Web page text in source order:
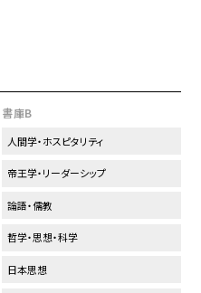
書庫B
人間学・ホスピタリティ
帝王学・リーダーシップ
論語・儒教
哲学・思想・科学
日本思想